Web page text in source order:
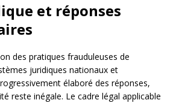
et réponses
des pratiques frauduleuses de
juridiques nationaux et
élaboré des réponses,
reste inégale. Le cadre légal applicable